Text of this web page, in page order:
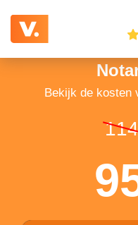
Bekijk de kosten